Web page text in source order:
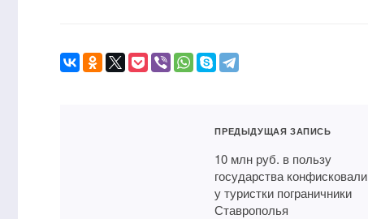
ПРЕДЫДУЩАЯ ЗАПИСЬ
10 млн руб. в пользу
государства конфисковали
у туристки пограничники
Ставрополья